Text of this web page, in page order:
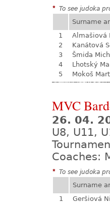
* To see judoka
Surname
1
Almašiová
2
Kanátová
3
Šmida
4
Lhotský
5
Mokoš
MVC
26. 04.
U8, U11,
Coaches:
* To see judoka
Surname
1
Geršiová